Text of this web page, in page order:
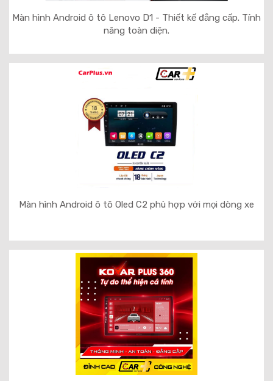
Màn hình Android ô tô Lenovo D1 - Thiết kế đẳng cấp. Tính
năng toàn diện.
Màn hình Android ô tô Oled C2 phù hợp với mọi dòng xe